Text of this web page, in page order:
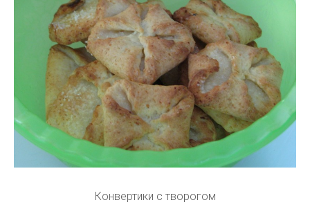
Конвертики с творогом